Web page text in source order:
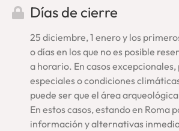
Visita Roma por completo
Vaticano y Coliseo . Podrás hacer
distintos para tu mayor comodidad. Se
especialcon entradas incluidas en los
Coliseo, el Foro Romano y el Palatino.
además, en grupos reducidos y con una
en español. Calidad sin intermediarios
gratuita.
Días de cierre
25 diciembre, 1 enero y los
o días en los que no es posible
a horario. En casos
especiales o condiciones
puede ser que el área
En estos casos, estando en Roma
información y alternativas